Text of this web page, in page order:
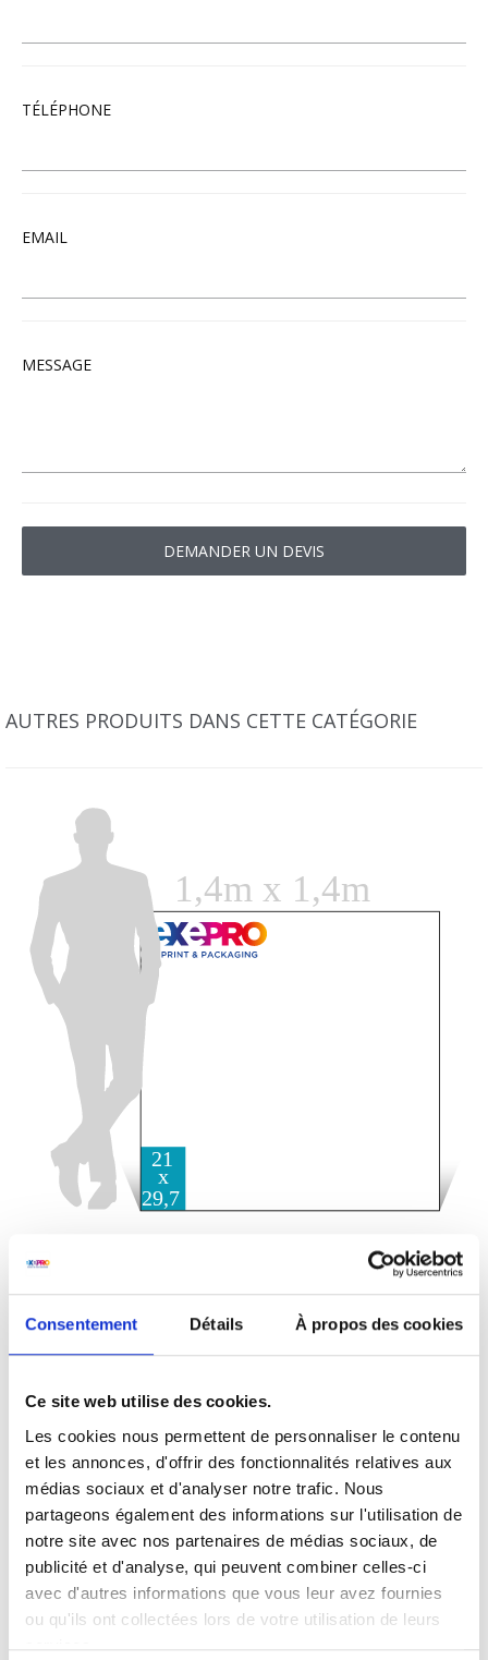
Consentement Détails À propos des cookies
Ce site web utilise des cookies.
Les cookies nous permettent de personnaliser le contenu
et les annonces, d'offrir des fonctionnalités relatives aux
médias sociaux et d'analyser notre trafic. Nous
partageons également des informations sur l'utilisation de
notre site avec nos partenaires de médias sociaux, de
publicité et d'analyse, qui peuvent combiner celles-ci
avec d'autres informations que vous leur avez fournies
ou qu'ils ont collectées lors de votre utilisation de leurs
services.
TÉLÉPHONE
EMAIL
MESSAGE
AUTRES PRODUITS DANS CETTE CATÉGORIE
Affiches imprimées 1 face
21,0 cm L x 29,7 cm H